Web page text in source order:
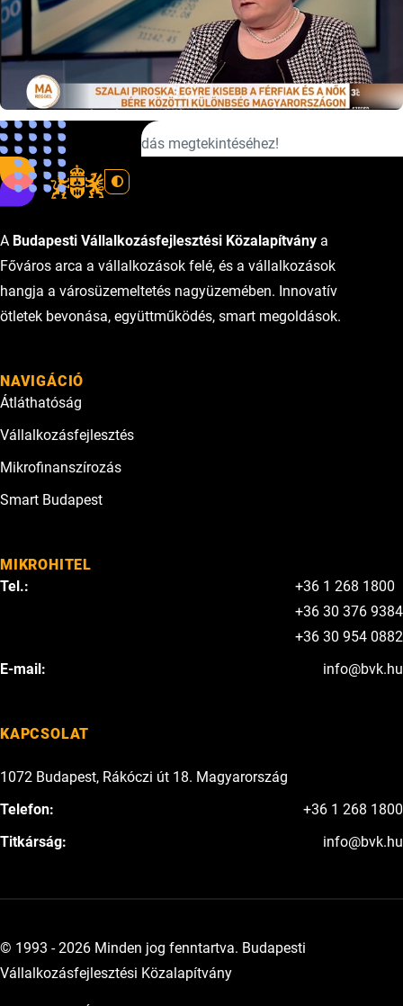
Kattinson a képre az adás megtekintéséhez!
A Budapesti Vállalkozásfejlesztési Közalapítvány a
Főváros arca a vállalkozások felé, és a vállalkozások
hangja a városüzemeltetés nagyüzemében. Innovatív
ötletek bevonása, együttműködés, smart megoldások.
NAVIGÁCIÓ
Átláthatóság
Vállalkozásfejlesztés
Mikrofinanszírozás
Smart Budapest
MIKROHITEL
Tel.:
+36 1 268 1800
+36 30 376 9384
+36 30 954 0882
E-mail:
info@bvk.hu
KAPCSOLAT
1072 Budapest, Rákóczi út 18. Magyarország
Telefon:
+36 1 268 1800
Titkárság:
info@bvk.hu
© 1993 - 2026 Minden jog fenntartva. Budapesti
Vállalkozásfejlesztési Közalapítvány